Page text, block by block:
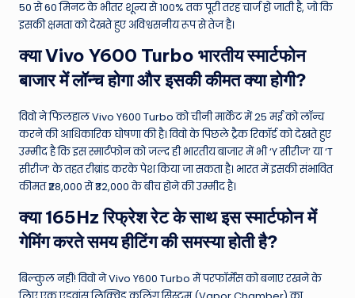
50 से 60 मिनट के भीतर शून्य से 100% तक पूरी तरह चार्ज हो जाती है, जो कि
इसकी क्षमता को देखते हुए अविश्वसनीय रूप से तेज है।
क्या Vivo Y600 Turbo भारतीय स्मार्टफोन
बाजार में लॉन्च होगा और इसकी कीमत क्या होगी?
विवो ने फिलहाल Vivo Y600 Turbo को चीनी मार्केट में 25 मई को लॉन्च
करने की आधिकारिक घोषणा की है।विवो के पिछले ट्रैक रिकॉर्ड को देखते हुए
उम्मीद है कि इस स्मार्टफोन को जल्द ही भारतीय बाजार में भी ‘Y सीरीज’ या ‘T
सीरीज’ के तहत रीब्रांड करके पेश किया जा सकता है। भारत में इसकी संभावित
कीमत ₹28,000 से ₹32,000 के बीच होने की उम्मीद है।
क्या 165Hz रिफ्रेश रेट के साथ इस स्मार्टफोन में
गेमिंग करते समय हीटिंग की समस्या होती है?
बिल्कुल नहीं! विवो ने Vivo Y600 Turbo में परफॉर्मेंस को बनाए रखने के